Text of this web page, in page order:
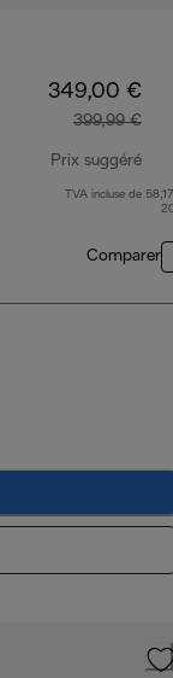
349,00 €
399,99 €
Prix suggéré
TVA incluse de
Comparer